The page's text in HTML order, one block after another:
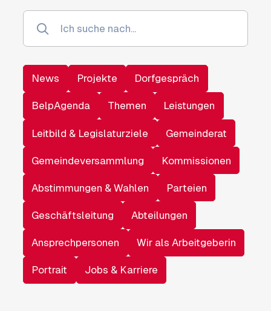
News Projekte Dorfgespräch
BelpAgenda Themen Leistungen
Leitbild & Legislaturziele Gemeinderat
Gemeindeversammlung Kommissionen
Abstimmungen & Wahlen Parteien
Geschäftsleitung Abteilungen
Ansprechpersonen Wir als Arbeitgeberin
Portrait Jobs & Karriere